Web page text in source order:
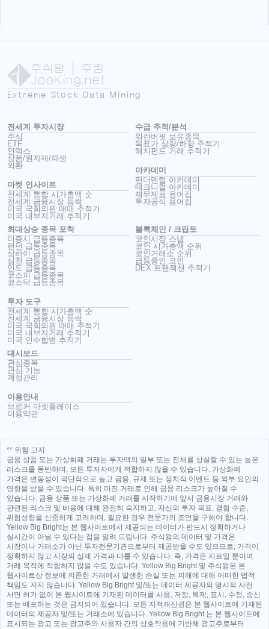
주식왕 | 주킹
JooKing.net
Extreme Stock Data Mining
전세계 투자시장
주식
ETF
인덱스
상품/원자재/파생
외환
마켓 인사이트
전세계 통합 시가총액 순
전세계 금융시장 등락
미국 국회의원 매매 추적기
미국 내부자거래 추적기
수급 추적/분석
워런버핏 보유종목
목표가 상향/하향 추적기
헤지펀드 거래 추적기
아카데미
펀더멘털 아카데미
테크니컬 아카데미
재무제표 용어집
투자공식 용어집
최대상승 종목 포착
미증시 급등종목
런던 급등종목
상하이 급등종목
심천 급등종목
인도 급등종목
코스피 급등종목
코스닥 급등종목
투자 도구
전세계 통합 시가총액 순
전세계 금융시장 등락
미국 국회의원 매매 추적기
미국 내부자거래 추적기
미국 인수합병 추적기
블록체인 / 크립토
코인시장 스냅
코인 시가총액 순위
코인거래소 순위
급등중인 코인
DEX 트랜잭션 추적기
대시보드
관심종목
관심 기능
계정관리
이용안내
브로커 마켓플레이스
이용약관
** 위험 고지
금융 상품 또는 가상화폐 거래는 투자액의 일부 또는 전체를 상실할 수 있는 높은
리스크를 동반하며, 모든 투자자에게 적합하지 않을 수 있습니다. 가상화폐
가격은 변동성이 극단적으로 높고 금융, 규제 또는 정치적 이벤트 등 외부 요인의
영향을 받을 수 있습니다. 특히 마진 거래로 인해 금융 리스크가 높아질 수
있습니다. 금융 상품 또는 가상화폐 거래를 시작하기에 앞서 금융시장 거래와
관련된 리스크 및 비용에 대해 완전히 숙지하고, 자신의 투자 목표, 경험 수준,
위험성향을 신중하게 고려하며, 필요한 경우 전문가의 조언을 구해야 합니다.
Yellow Big Bright는 본 웹사이트에서 제공되는 데이터가 반드시 정확하거나
실시간이 아닐 수 있다는 점을 알려 드립니다. 주식왕의 데이터 및 가격은
시장이나 거래소가 아닌 투자전문기관으로부터 제공받을 수도 있으므로, 가격이
정확하지 않고 시장의 실제 가격과 다를 수 있습니다. 즉, 가격은 지표일 뿐이며
거래 목적에 적합하지 않을 수도 있습니다. Yellow Big Bright 및 주식왕은 본
웹사이트상 정보에 의존한 거래에서 발생한 손실 또는 피해에 대해 어떠한 법적
책임도 지지 않습니다. Yellow Big Bright 및/또는 데이터 제공자의 명시적 사전
서면 허가 없이 본 웹사이트에 기재된 데이터를 사용, 저장, 복제, 표시, 수정, 송신
또는 배포하는 것은 금지되어 있습니다. 모든 지적재산권은 본 웹사이트에 기재된
데이터의 제공자 및/또는 거래소에 있습니다. Yellow Big Bright 는 본 웹사이트에
표시되는 광고 또는 광고주와 사용자 간의 상호작용에 기반해 광고주로부터